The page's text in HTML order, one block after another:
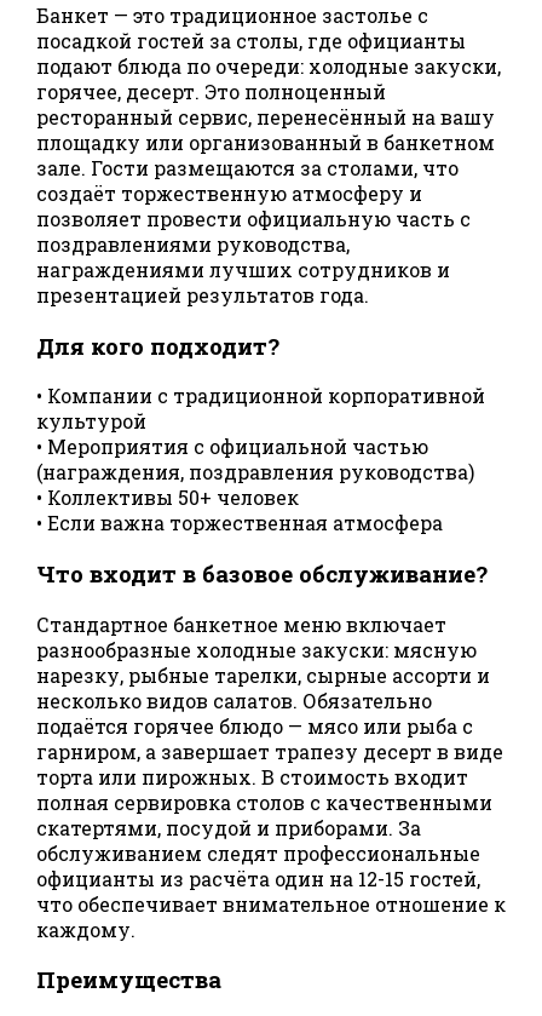
Банкет — это традиционное застолье с
посадкой гостей за столы, где официанты
подают блюда по очереди: холодные закуски,
горячее, десерт. Это полноценный
ресторанный сервис, перенесённый на вашу
площадку или организованный в банкетном
зале. Гости размещаются за столами, что
создаёт торжественную атмосферу и
позволяет провести официальную часть с
поздравлениями руководства,
награждениями лучших сотрудников и
презентацией результатов года.
Для кого подходит?
• Компании с традиционной корпоративной
культурой
• Мероприятия с официальной частью
(награждения, поздравления руководства)
• Коллективы 50+ человек
• Если важна торжественная атмосфера
Что входит в базовое обслуживание?
Стандартное банкетное меню включает
разнообразные холодные закуски: мясную
нарезку, рыбные тарелки, сырные ассорти и
несколько видов салатов. Обязательно
подаётся горячее блюдо — мясо или рыба с
гарниром, а завершает трапезу десерт в виде
торта или пирожных. В стоимость входит
полная сервировка столов с качественными
скатертями, посудой и приборами. За
обслуживанием следят профессиональные
официанты из расчёта один на 12-15 гостей,
что обеспечивает внимательное отношение к
каждому.
Преимущества